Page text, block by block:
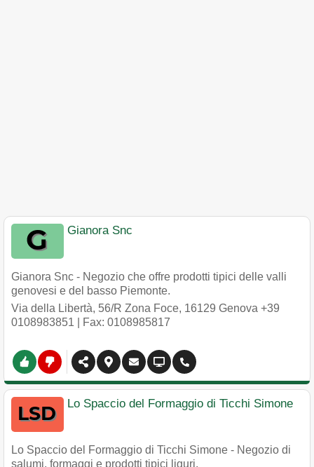
Gianora Snc
Gianora Snc - Negozio che offre prodotti tipici delle valli
genovesi e del basso Piemonte.
Via della Libertà, 56/R Zona Foce, 16129 Genova +39
0108983851 | Fax: 0108985817
Lo Spaccio del Formaggio di Ticchi Simone
Lo Spaccio del Formaggio di Ticchi Simone - Negozio di
salumi, formaggi e prodotti tipici liguri.